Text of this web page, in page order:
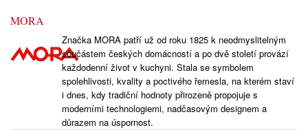
MORA
Značka MORA patří už od roku 1825 k neodmyslitelným
součástem českých domácností a po dvě století provází
každodenní život v kuchyni. Stala se symbolem
spolehlivosti, kvality a poctivého řemesla, na kterém staví
i dnes, kdy tradiční hodnoty přirozeně propojuje s
moderními technologiemi, nadčasovým designem a
důrazem na úspornost.